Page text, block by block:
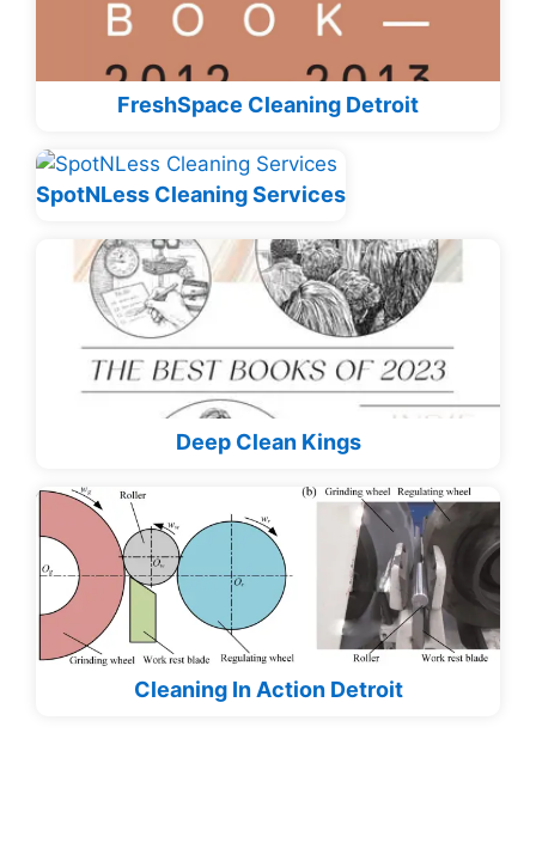
FreshSpace Cleaning Detroit
SpotNLess Cleaning Services
Deep Clean Kings
Cleaning In Action Detroit